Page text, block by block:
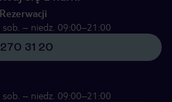
– niedz. 09:00–21:00
31 20
– niedz. 09:00–21:00